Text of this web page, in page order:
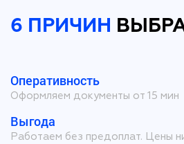
6 ПРИЧИН
Оперативность
Оформляем документы от 15 мин
Выгода
Работаем без предоплат. Цены